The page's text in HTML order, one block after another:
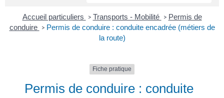
Accueil particuliers > Transports - Mobilité > Permis de
conduire > Permis de conduire : conduite encadrée (métiers de
la route)
Fiche pratique
Permis de conduire : conduite